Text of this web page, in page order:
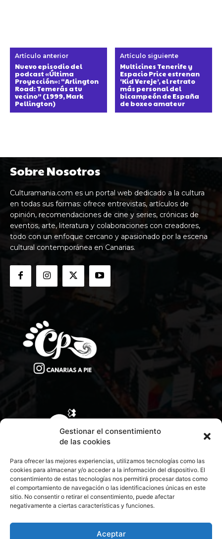
Gestionar el consentimiento
de las cookies
Para ofrecer las mejores experiencias, utilizamos tecnologías como las
cookies para almacenar y/o acceder a la información del dispositivo. El
consentimiento de estas tecnologías nos permitirá procesar datos como
el comportamiento de navegación o las identificaciones únicas en este
sitio. No consentir o retirar el consentimiento, puede afectar
negativamente a ciertas características y funciones.
Aceptar
Artículo anterior
Nuevo episodio del
podcast «Última
Proyección»: “Arlington
Road: Temerás a tu
vecino” (1999, Mark
Pellington)
Artículo siguiente
Multicines Tenerife y
Espacio Price estrenan
‘Kid Vereje’, el retrato
más personal del
bicampeón de España
de boxeo amateur
Sobre Nosotros
Culturamania.com es un portal web dedicado a la cultura
en todas sus formas: ofrece entrevistas, artículos de
opinión, recomendaciones de cine y series, crónicas de
eventos, arte, literatura y colaboraciones con creadores,
todo con un enfoque cercano y apasionado por la escena
cultural contemporánea en Canarias.
CONTACTA CON NOSOTROS